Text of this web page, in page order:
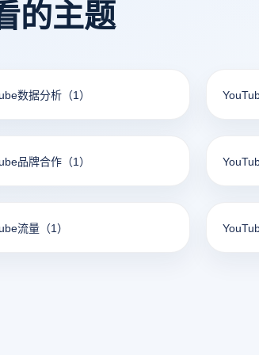
的主题
数据分析 （1）
品牌合作 （1）
流量 （1）